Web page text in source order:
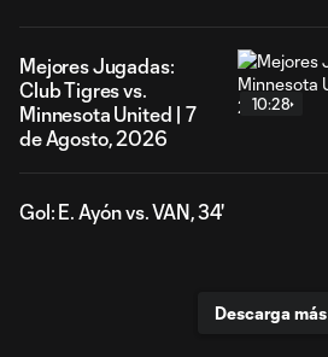
Mejores Jugadas:
Club Tigres vs.
Minnesota United | 7
de Agosto, 2026
10:28
Gol: E. Ayón vs. VAN, 34'
Descarga más